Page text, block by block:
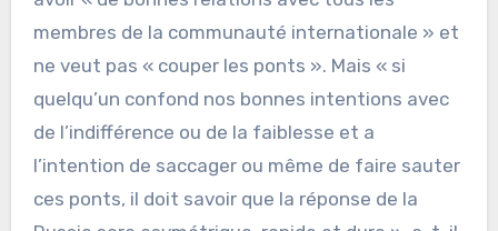
membres de la communauté internationale » et
ne veut pas « couper les ponts ». Mais « si
quelqu’un confond nos bonnes intentions avec
de l’indifférence ou de la faiblesse et a
l’intention de saccager ou même de faire sauter
ces ponts, il doit savoir que la réponse de la